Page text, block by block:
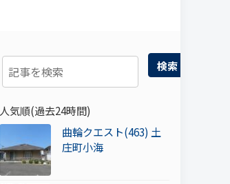
検索
人気順(過去24時間)
曲輪クエスト(463) 土
庄町小海